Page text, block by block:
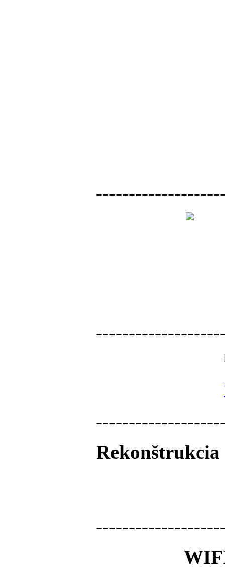
Rekonštrukcia